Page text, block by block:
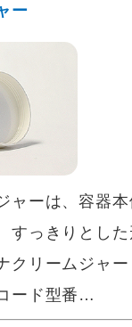
ー
ャーは、容器
すっきりとし
クリームジャ
ード型番…